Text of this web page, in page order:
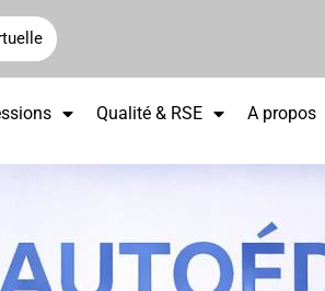
Qualité & RSE A propos